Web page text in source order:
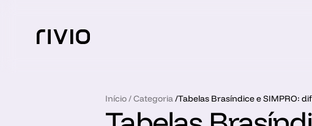
Início / Categoria /Tabelas Brasíndice e SIMPRO: